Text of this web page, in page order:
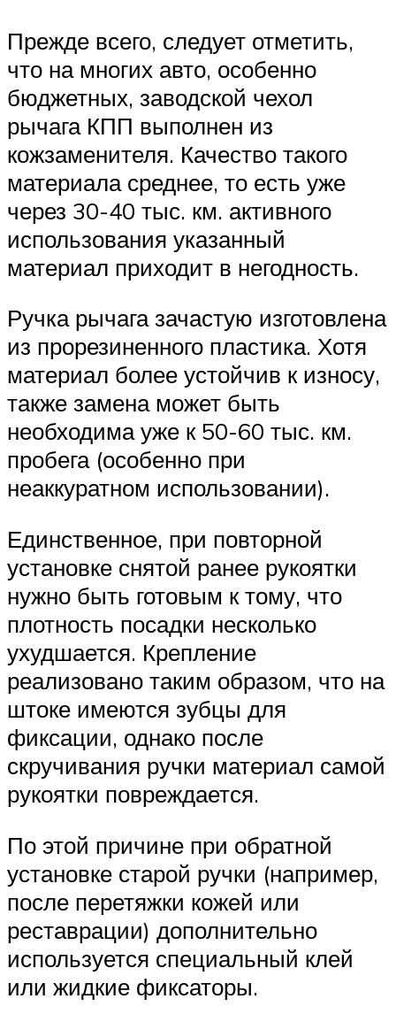
Прежде всего, следует отметить,
что на многих авто, особенно
бюджетных, заводской чехол
рычага КПП выполнен из
кожзаменителя. Качество такого
материала среднее, то есть уже
через 30-40 тыс. км. активного
использования указанный
материал приходит в негодность.
Ручка рычага зачастую изготовлена
из прорезиненного пластика. Хотя
материал более устойчив к износу,
также замена может быть
необходима уже к 50-60 тыс. км.
пробега (особенно при
неаккуратном использовании).
Единственное, при повторной
установке снятой ранее рукоятки
нужно быть готовым к тому, что
плотность посадки несколько
ухудшается. Крепление
реализовано таким образом, что на
штоке имеются зубцы для
фиксации, однако после
скручивания ручки материал самой
рукоятки повреждается.
По этой причине при обратной
установке старой ручки (например,
после перетяжки кожей или
реставрации) дополнительно
используется специальный клей
или жидкие фиксаторы.